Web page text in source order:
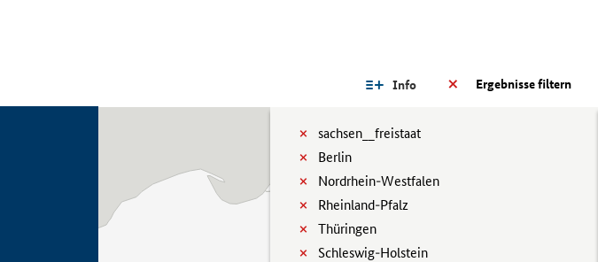
Ergebnisse filtern
Info
sachsen__freistaat
Berlin
Nordrhein-Westfalen
Rheinland-Pfalz
Thüringen
Schleswig-Holstein